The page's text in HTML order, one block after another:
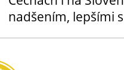
nadšením, lepšími